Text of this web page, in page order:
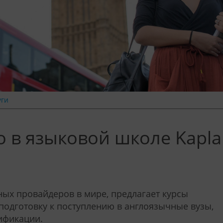
в языковой школе
провайдеров в мире, предлагает курсы
к поступлению в англоязычные вузы,